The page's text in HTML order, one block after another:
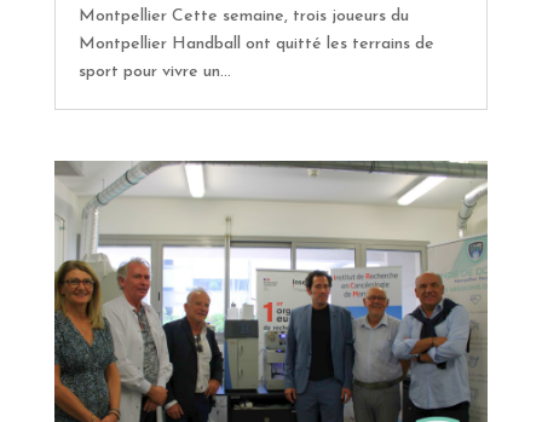
Montpellier Cette semaine, trois joueurs du
Montpellier Handball ont quitté les terrains de
sport pour vivre un...